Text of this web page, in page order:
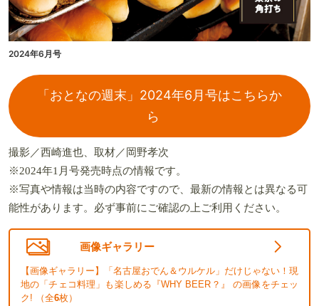
2024年6月号
「おとなの週末」2024年6月号はこちらか
ら
撮影／西崎進也、取材／岡野孝次
※2024年1月号発売時点の情報です。
※写真や情報は当時の内容ですので、最新の情報とは異なる可
能性があります。必ず事前にご確認の上ご利用ください。
画像ギャラリー
【画像ギャラリー】「名古屋おでん＆ウルケル」だけじゃない！現
地の「チェコ料理」も楽しめる『WHY BEER？』 の画像をチェッ
ク! （全6枚）